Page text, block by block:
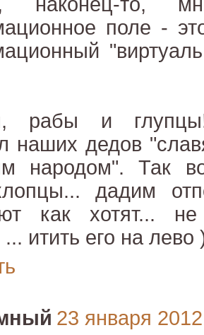
то,
поле -
рабы и
наших дедов
народом". Так
дадим
как хотят...
итить его на лево
23 января